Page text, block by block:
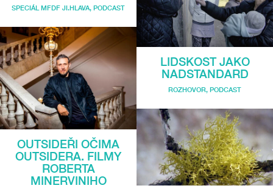
SPECIÁL MFDF JI.HLAVA, PODCAST
OUTSIDEŘI OČIMA
OUTSIDERA. FILMY
ROBERTA
MINERVINIHO
LIDSKOST JAKO
NADSTANDARD
ROZHOVOR, PODCAST